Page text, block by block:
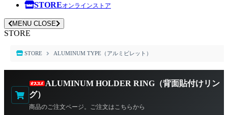
STOREオンラインストア
MENU CLOSE
STORE
STORE ALUMINUM TYPE（アルミビレット）
ALUMINUM HOLDER RING（背面貼付けリン
グ）
商品のご注文ページ。ご注文はこちらから